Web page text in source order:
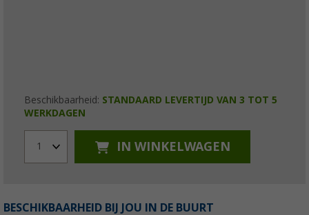
Beschikbaarheid: STANDAARD LEVERTIJD VAN 3 TOT 5
WERKDAGEN
1 IN WINKELWAGEN
BESCHIKBAARHEID BIJ JOU IN DE BUURT